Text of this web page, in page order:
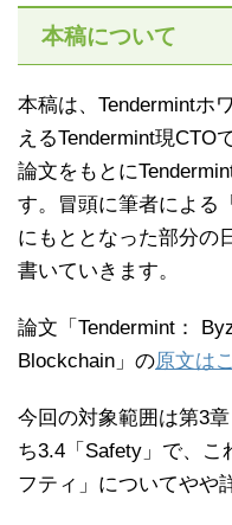
本稿について
本稿は、Tendermintホ
えるTendermint現CTO
論文をもとに
す。冒頭に筆者による
にもととなった部分の
書いていきます。
論文「Tendermint：
Blockchain」の原文は
今回の対象範囲は第3
ち3.4「Safety」で、こ
フティ」についてやや